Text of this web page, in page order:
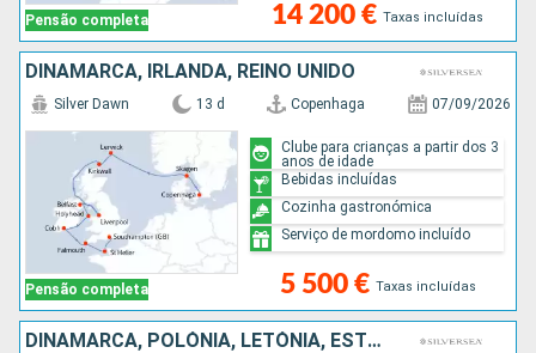
Pensão completa 14 200 € Taxas incluídas
DINAMARCA, IRLANDA, REINO UNIDO
Pensão completa
Silver Dawn 13 d Copenhaga 07/09/2026
5 500 € Taxas incluídas
Clube para crianças a partir dos 3
anos de idade
Bebidas incluídas
Cozinha gastronómica
Serviço de mordomo incluído
DINAMARCA, POLÓNIA, LETÓNIA, ESTÓNIA, FINLÂNDIA, SUÉCIA